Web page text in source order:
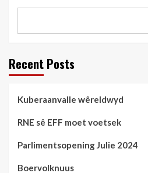
Recent Posts
Kuberaanvalle wêreldwyd
RNE sê EFF moet voetsek
Parlimentsopening Julie 2024
Boervolknuus